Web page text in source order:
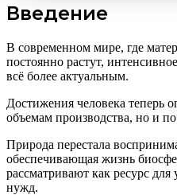
Введение
В современном мире, где
постоянно растут,
всё более актуальным.
Достижения человека теперь
объемам производства, но и по
Природа перестала
обеспечивающая жизнь
рассматривают как ресурс для
нужд.